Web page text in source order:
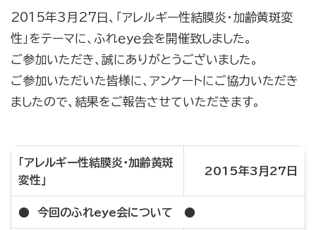
2015年3月27日、｢アレルギー性結膜炎・加齢黄斑変
性｣をテーマに、ふれｅｙｅ会を開催致しました。
ご参加いただき、誠にありがとうございました。
ご参加いただいた皆様に、アンケートにご協力いただき
ましたので、結果をご報告させていただきます。
｢アレルギー性結膜炎・加齢黄斑
変性｣
2015年3月27日
● 今回のふれeye会について ●